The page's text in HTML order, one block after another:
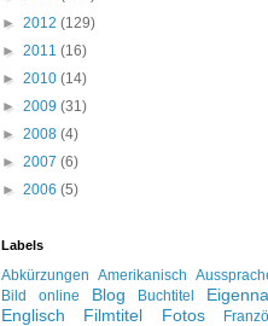
► 2012 (129)
► 2011 (16)
► 2010 (14)
► 2009 (31)
► 2008 (4)
► 2007 (6)
► 2006 (5)
Labels
Abkürzungen Amerikanisch
Bild online Blog Buchtitel
Englisch
Filmtitel Fotos